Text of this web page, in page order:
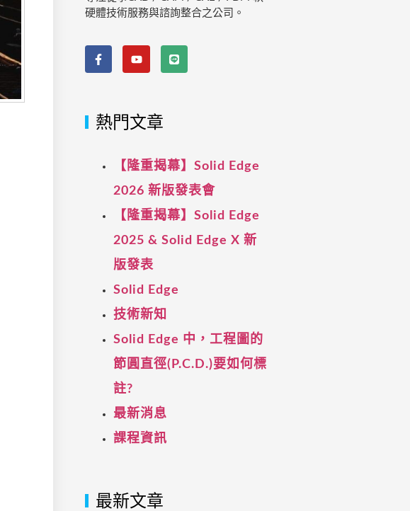
硬體技術服務與諮詢整合之公司。
熱門文章
【隆重揭幕】Solid Edge
2026 新版發表會
【隆重揭幕】Solid Edge
2025 & Solid Edge X 新
版發表
Solid Edge
技術新知
Solid Edge 中，工程圖的
節圓直徑(P.C.D.)要如何標
註?
最新消息
課程資訊
最新文章